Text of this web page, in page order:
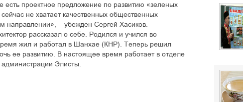
есть проектное предложение по развитию «зеленых
не хватает качественных общественных
направлении», – убежден Сергей Хасиков.
рассказал о себе. Родился и учился во
жил и работал в Шанхае (КНР). Теперь решил
ее развитию. В настоящее время работает в отделе
администрации Элисты.